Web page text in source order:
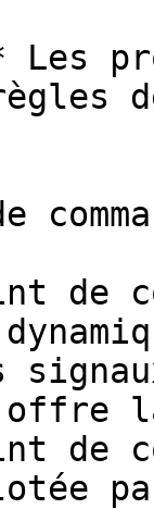
de
offre
de